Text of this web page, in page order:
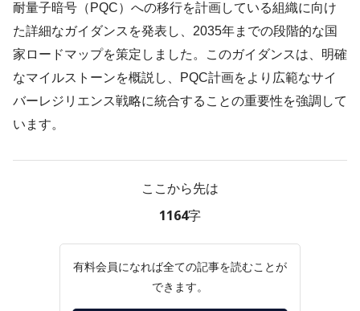
耐量子暗号（PQC）への移行を計画している組織に向け
た詳細なガイダンスを発表し、2035年までの段階的な国
家ロードマップを策定しました。このガイダンスは、明確
なマイルストーンを概説し、PQC計画をより広範なサイ
バーレジリエンス戦略に統合することの重要性を強調して
います。
ここから先は
1164字
有料会員になれば全ての記事を読むことが
できます。